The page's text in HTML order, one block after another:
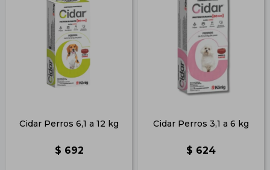
Cidar Perros 6,1 a 12 kg
$ 692
Cidar Perros 3,1 a 6 kg
$ 624